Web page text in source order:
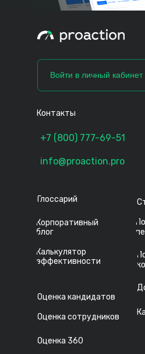
Войти в личный кабинет
Оценка кандидатов
Оценка сотрудников
Оценка 360
Корпоративный
блог
Калькулятор
эффективности
+7 (800) 777-69-51
info@proaction.pro
Глоссарий
Контакты